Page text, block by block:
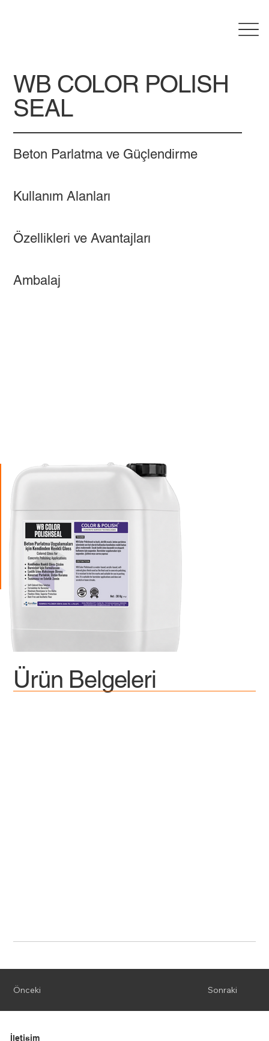
WB COLOR POLISH
SEAL
Beton Parlatma ve Güçlendirme
Kullanım Alanları
Özellikleri ve Avantajları
Ambalaj
Ürün Belgeleri
Sonraki
Önceki
İletişim